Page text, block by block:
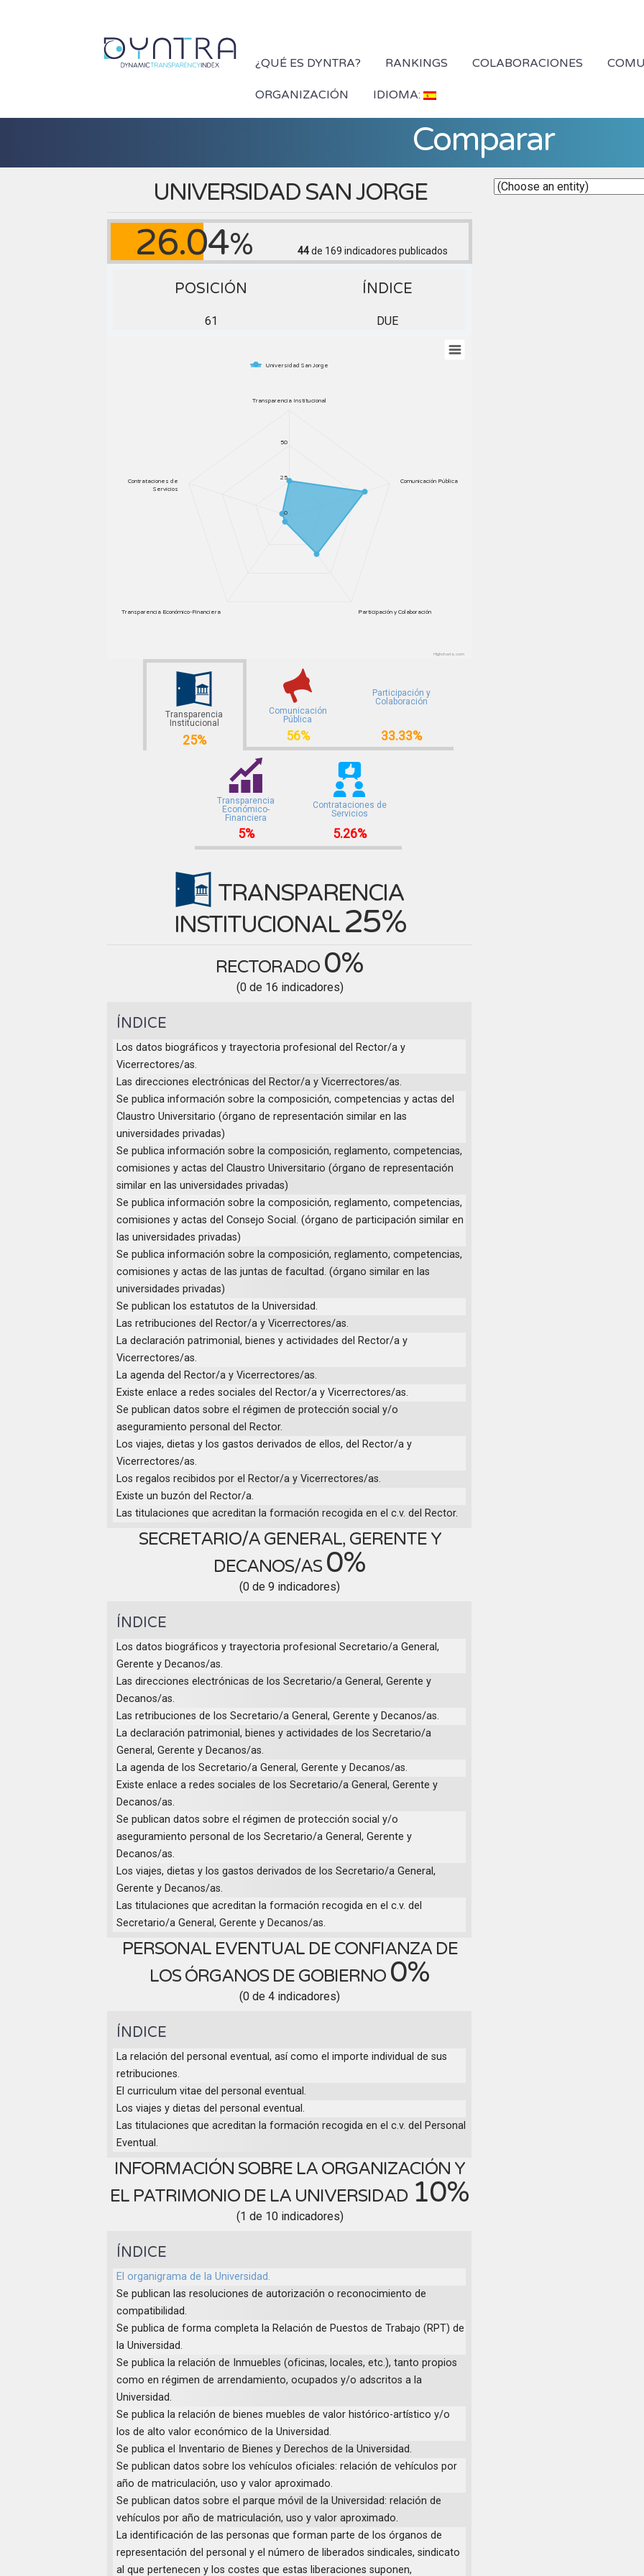
¿QUÉ ES DYNTRA? RANKINGS COLABORACIONES
ORGANIZACIÓN IDIOMA:
Comparar
UNIVERSIDAD SAN JORGE
26.04% 44de 169 indicadores publicados
POSICIÓN ÍNDICE
61 DUE
Universidad San Jorge
Transparencia Institucional
Comunicación Pública
Participación y Colaboración
Transparencia Económico-Financiera
Contrataciones de
Servicios
0
25
50
Highcharts.com
Transparencia
Institucional
25%
Comunicación
Pública
56%
Participación y
Colaboración
33.33%
Transparencia
Económico-
Financiera
5%
Contrataciones de
Servicios
5.26%
TRANSPARENCIA
INSTITUCIONAL 25%
RECTORADO 0%
(0 de 16 indicadores)
ÍNDICE
Los datos biográficos y trayectoria profesional del Rector/a y
Vicerrectores/as.
Las direcciones electrónicas del Rector/a y Vicerrectores/as.
Se publica información sobre la composición, competencias y actas del
Claustro Universitario (órgano de representación similar en las
universidades privadas)
Se publica información sobre la composición, reglamento, competencias,
comisiones y actas del Claustro Universitario (órgano de representación
similar en las universidades privadas)
Se publica información sobre la composición, reglamento, competencias,
comisiones y actas del Consejo Social. (órgano de participación similar en
las universidades privadas)
Se publica información sobre la composición, reglamento, competencias,
comisiones y actas de las juntas de facultad. (órgano similar en las
universidades privadas)
Se publican los estatutos de la Universidad.
Las retribuciones del Rector/a y Vicerrectores/as.
La declaración patrimonial, bienes y actividades del Rector/a y
Vicerrectores/as.
La agenda del Rector/a y Vicerrectores/as.
Existe enlace a redes sociales del Rector/a y Vicerrectores/as.
Se publican datos sobre el régimen de protección social y/o
aseguramiento personal del Rector.
Los viajes, dietas y los gastos derivados de ellos, del Rector/a y
Vicerrectores/as.
Los regalos recibidos por el Rector/a y Vicerrectores/as.
Existe un buzón del Rector/a.
Las titulaciones que acreditan la formación recogida en el c.v. del Rector.
SECRETARIO/A GENERAL, GERENTE Y
DECANOS/AS 0%
(0 de 9 indicadores)
ÍNDICE
Los datos biográficos y trayectoria profesional Secretario/a General,
Gerente y Decanos/as.
Las direcciones electrónicas de los Secretario/a General, Gerente y
Decanos/as.
Las retribuciones de los Secretario/a General, Gerente y Decanos/as.
La declaración patrimonial, bienes y actividades de los Secretario/a
General, Gerente y Decanos/as.
La agenda de los Secretario/a General, Gerente y Decanos/as.
Existe enlace a redes sociales de los Secretario/a General, Gerente y
Decanos/as.
Se publican datos sobre el régimen de protección social y/o
aseguramiento personal de los Secretario/a General, Gerente y
Decanos/as.
Los viajes, dietas y los gastos derivados de los Secretario/a General,
Gerente y Decanos/as.
Las titulaciones que acreditan la formación recogida en el c.v. del
Secretario/a General, Gerente y Decanos/as.
PERSONAL EVENTUAL DE CONFIANZA DE
LOS ÓRGANOS DE GOBIERNO 0%
(0 de 4 indicadores)
ÍNDICE
La relación del personal eventual, así como el importe individual de sus
retribuciones.
El curriculum vitae del personal eventual.
Los viajes y dietas del personal eventual.
Las titulaciones que acreditan la formación recogida en el c.v. del Personal
Eventual.
INFORMACIÓN SOBRE LA ORGANIZACIÓN Y
EL PATRIMONIO DE LA UNIVERSIDAD 10%
(1 de 10 indicadores)
ÍNDICE
El organigrama de la Universidad.
Se publican las resoluciones de autorización o reconocimiento de
compatibilidad.
Se publica de forma completa la Relación de Puestos de Trabajo (RPT) de
la Universidad.
Se publica la relación de Inmuebles (oficinas, locales, etc.), tanto propios
como en régimen de arrendamiento, ocupados y/o adscritos a la
Universidad.
Se publica la relación de bienes muebles de valor histórico-artístico y/o
los de alto valor económico de la Universidad.
Se publica el Inventario de Bienes y Derechos de la Universidad.
Se publican datos sobre los vehículos oficiales: relación de vehículos por
año de matriculación, uso y valor aproximado.
Se publican datos sobre el parque móvil de la Universidad: relación de
vehículos por año de matriculación, uso y valor aproximado.
La identificación de las personas que forman parte de los órganos de
representación del personal y el número de liberados sindicales, sindicato
al que pertenecen y los costes que estas liberaciones suponen,